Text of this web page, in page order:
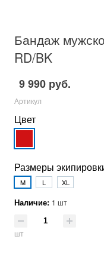
Бандаж
RD/BK
9 990 руб.
Артикул
Цвет
Размеры
M L XL
Наличие: 1 шт
шт